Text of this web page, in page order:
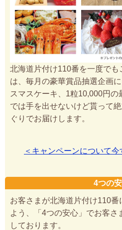
北海道片付け110番を一度でも
は、毎月の豪華賞品抽選企画
スマスケーキ、1粒10,000円
では手を出せないけど貰って
ぐりでお届けします。
＜キャンペーンについて
4つの
お客さまが北海道片付け110番
よう、「4つの安心」でお客さ
しております。